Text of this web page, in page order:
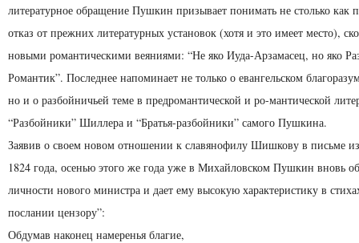
литературное обращение Пушкин призывает понимать не столько как
отказ от прежних литературных установок (хотя и это имеет место),
новыми романтическими веяниями: “Не яко Иуда-Арзамасец, но яко
Романтик”. Последнее напоминает не только о евангельском
но и о разбойничьей теме в предромантической и ро-мантической
“Разбойники” Шиллера и “Братья-разбойники” самого Пушкина.
Заявив о своем новом отношении к славянофилу Шишкову в письме
1824 года, осенью этого же года уже в Михайловском Пушкин вновь
личности нового министра и дает ему высокую характеристику в
послании цензору”:
Обдумав наконец намеренья благие,